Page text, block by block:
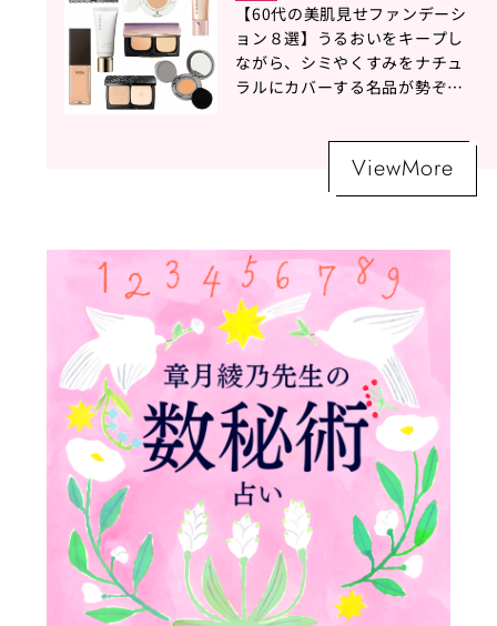
【60代の美肌見せファンデーシ
ョン８選】うるおいをキープし
ながら、シミやくすみをナチュ
ラルにカバーする名品が勢ぞろ
ViewMore